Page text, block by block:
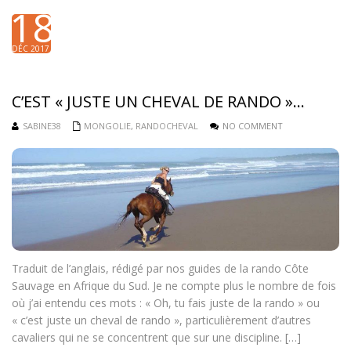
18
DÉC 2017
C’EST « JUSTE UN CHEVAL DE RANDO »…
SABINE38 MONGOLIE, RANDOCHEVAL NO COMMENT
Traduit de l’anglais, rédigé par nos guides de la rando Côte
Sauvage en Afrique du Sud. Je ne compte plus le nombre de fois
où j’ai entendu ces mots : « Oh, tu fais juste de la rando » ou
« c’est juste un cheval de rando », particulièrement d’autres
cavaliers qui ne se concentrent que sur une discipline. […]